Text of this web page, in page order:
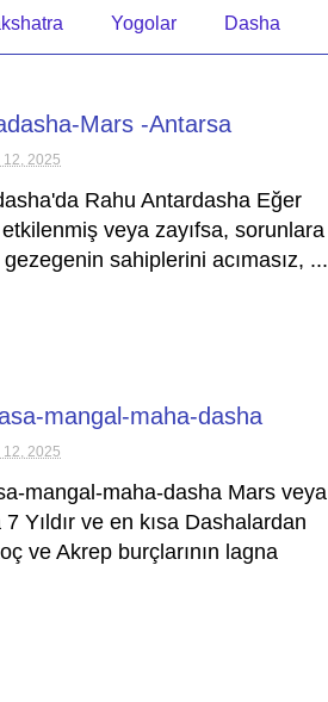
Yogolar Dasha
Mars -Antarsa
12, 2025
Rahu Antardasha Eğer
veya zayıfsa, sorunlara
sahiplerini acımasız, ...
mangal-maha-dasha
12, 2025
mangal-maha-dasha Mars veya
Yıldır ve en kısa Dashalardan
ve Akrep burçlarının lagna